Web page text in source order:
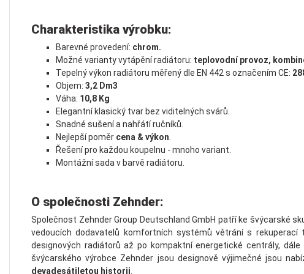
Charakteristika výrobku:
Barevné provedení: chrom.
Možné varianty vytápění radiátoru: teplovodní provoz,
Tepelný výkon radiátoru měřený dle EN 442 s označením CE:
Objem: 3,2 Dm3
Váha: 10,8 Kg
Elegantní klasický tvar bez viditelných svárů.
Snadné sušení a nahřátí ručníků.
Nejlepší poměr cena & výkon.
Řešení pro každou koupelnu - mnoho variant.
Montážní sada v barvě radiátoru.
O společnosti Zehnder:
Společnost Zehnder Group Deutschland GmbH patří ke švýcarské
vedoucích dodavatelů komfortních systémů větrání s
designových radiátorů až po kompaktní energetické centrály,
švýcarského výrobce Zehnder jsou designově výjimečné jsou
devadesátiletou historii.